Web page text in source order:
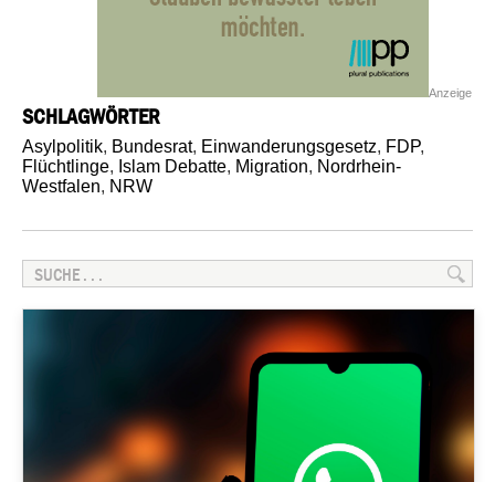
Anzeige
SCHLAGWÖRTER
Asylpolitik, Bundesrat, Einwanderungsgesetz, FDP,
Flüchtlinge, Islam Debatte, Migration, Nordrhein-
Westfalen, NRW